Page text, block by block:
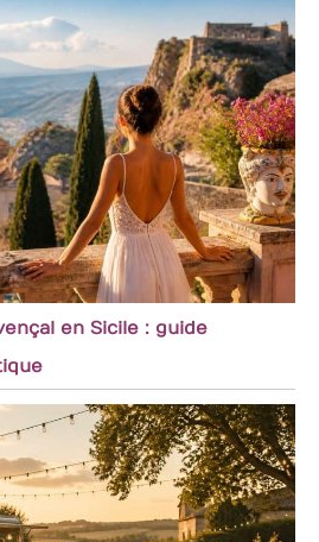
en Sicile : guide